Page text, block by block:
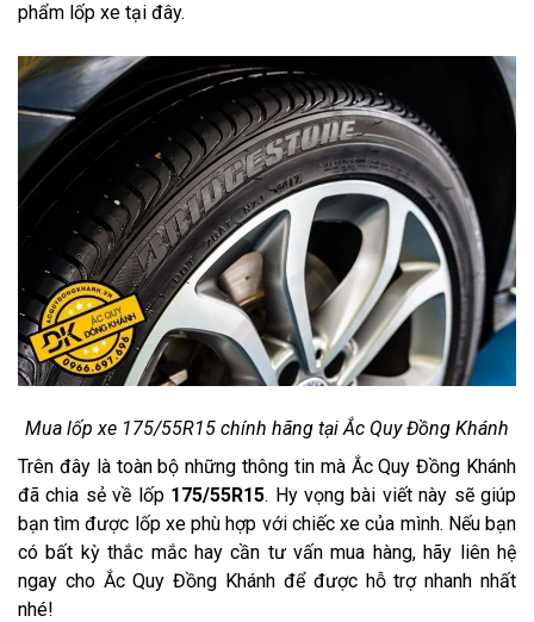
phẩm lốp xe tại đây.
Mua lốp xe 175/55R15 chính hãng tại Ắc Quy Đồng Khánh
Trên đây là toàn bộ những thông tin mà Ắc Quy Đồng Khánh
đã chia sẻ về lốp 175/55R15. Hy vọng bài viết này sẽ giúp
bạn tìm được lốp xe phù hợp với chiếc xe của mình. Nếu bạn
có bất kỳ thắc mắc hay cần tư vấn mua hàng, hãy liên hệ
ngay cho Ắc Quy Đồng Khánh để được hỗ trợ nhanh nhất
nhé!